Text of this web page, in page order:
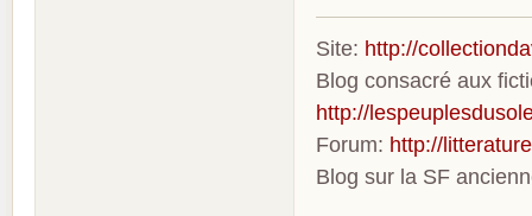
Site: http://
Blog consacré aux
http://
Forum: http://
Blog sur la SF